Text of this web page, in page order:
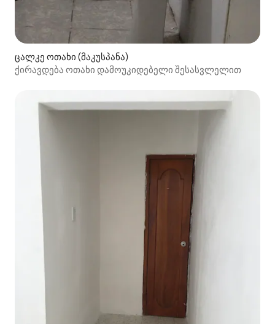
ცალკე ოთახი (მაკუსპანა)
ქირავდება ოთახი დამოუკიდებელი შესასვლელით